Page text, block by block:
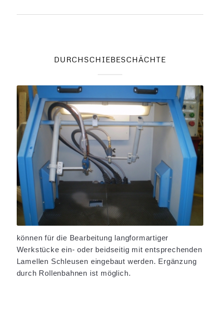
DURCHSCHIEBESCHÄCHTE
können für die Bearbeitung langformartiger
Werkstücke ein- oder beidseitig mit entsprechenden
Lamellen Schleusen eingebaut werden. Ergänzung
durch Rollenbahnen ist möglich.